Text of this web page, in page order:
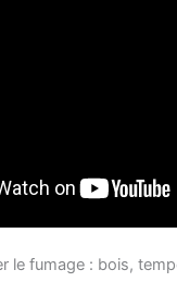
le fumage : bois,